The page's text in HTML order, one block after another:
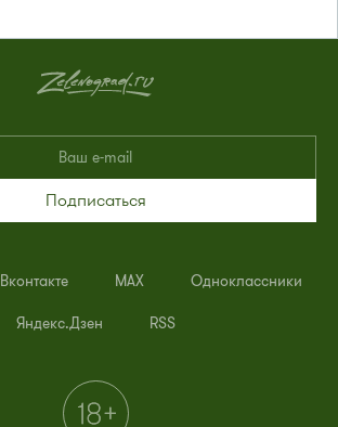
Подписаться
Вконтакте MAX Одноклассники
Яндекс.Дзен RSS